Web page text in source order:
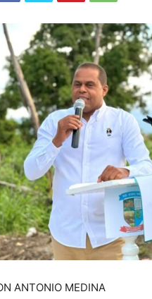
ANTONIO MEDINA